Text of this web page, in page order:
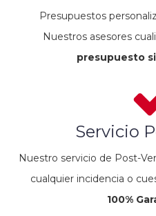
Presupuestos
Nuestros asesores
presupuesto
Servicio
Nuestro servicio de Post-
cualquier incidencia o
100%